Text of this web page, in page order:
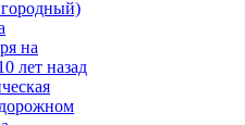
на
лет назад